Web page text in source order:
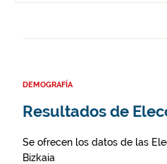
DEMOGRAFÍA
Resultados de
Se ofrecen los datos de las
Bizkaia